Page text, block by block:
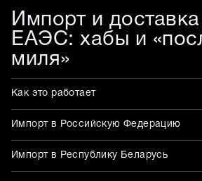
Импорт и
ЕАЭС: хабы и
миля»
Как это работает
Импорт в Российскую Федерацию
Импорт в Республику Беларусь